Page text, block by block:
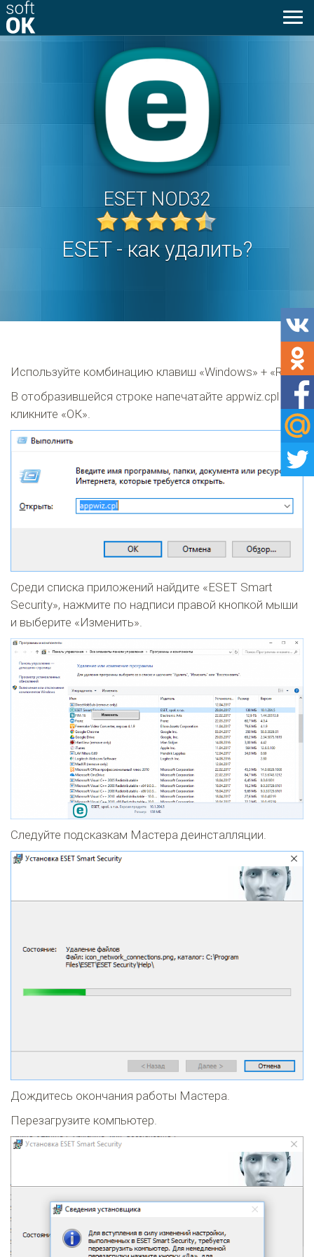
ESET NOD32
ESET - как удалить?
Используйте комбинацию клавиш «Windows» + «R»
В отобразившейся строке напечатайте appwiz.cpl и
кликните «ОК».
Среди списка приложений найдите «ESET Smart
Security», нажмите по надписи правой кнопкой мыши
и выберите «Изменить».
Следуйте подсказкам Мастера деинсталляции.
Дождитесь окончания работы Мастера.
Перезагрузите компьютер.